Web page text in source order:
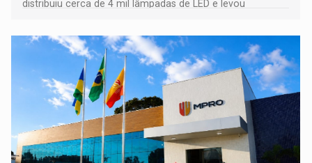
distribuiu cerca de 4 mil lâmpadas de LED e levou
comunidade